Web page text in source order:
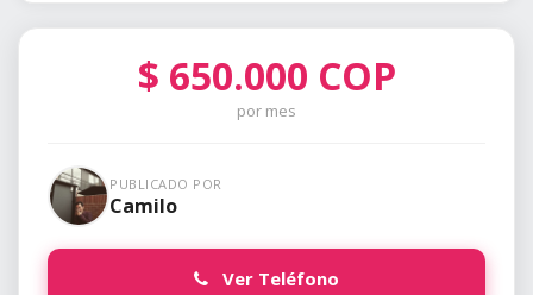
$ 650.000 COP
por mes
PUBLICADO POR
Camilo
Ver Teléfono